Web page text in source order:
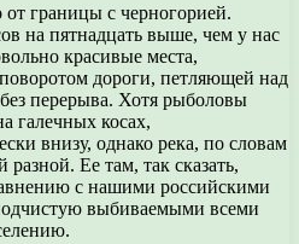
границы с черногорией.
на пятнадцать выше, чем у нас
красивые места,
дороги, петляющей над
перерыва. Хотя рыболовы
галечных косах,
внизу, однако река, по словам
Ее там, так сказать,
с нашими российскими
выбиваемыми всеми